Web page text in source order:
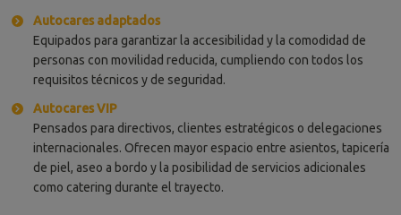
Autocares adaptados
Equipados para garantizar la accesibilidad y la comodidad de
personas con movilidad reducida, cumpliendo con todos los
requisitos técnicos y de seguridad.
Autocares VIP
Pensados para directivos, clientes estratégicos o delegaciones
internacionales. Ofrecen mayor espacio entre asientos, tapicería
de piel, aseo a bordo y la posibilidad de servicios adicionales
como catering durante el trayecto.